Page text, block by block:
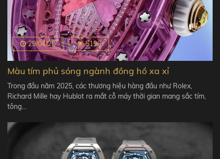
29/04/25 5196
Màu tím phủ sóng ngành đồng hồ xa xỉ
Trong đầu năm 2025, các thương hiệu hàng đầu như Rolex,
Richard Mille hay Hublot ra mắt cỗ máy thời gian mang sắc tím,
tông…